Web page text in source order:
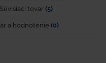
Súvisiaci tovar (5)
a hodnotenie (0)